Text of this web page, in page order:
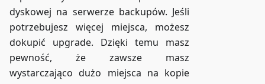
dyskowej na serwerze backupów. Jeśli
potrzebujesz więcej miejsca, możesz
dokupić upgrade. Dzięki temu masz
pewność, że zawsze masz
wystarczająco dużo miejsca na kopie